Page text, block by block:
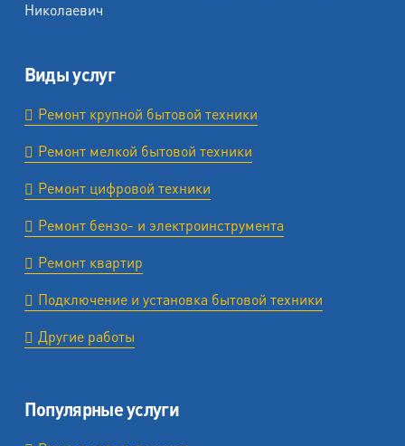
Николаевич
Виды услуг
Ремонт крупной бытовой техники
Ремонт мелкой бытовой техники
Ремонт цифровой техники
Ремонт бензо- и электроинструмента
Ремонт квартир
Подключение и установка бытовой техники
Другие работы
Популярные услуги